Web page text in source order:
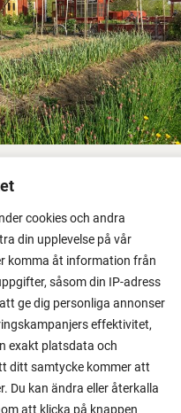
cookies och andra
din upplevelse på vår
komma åt information från
såsom din IP-adress
ge dig personliga annonser
effektivitet,
exakt platsdata och
ditt samtycke kommer att
Du kan ändra eller återkalla
att klicka på knappen
Slugs
a big problem in my
the method I use to
early and late, and